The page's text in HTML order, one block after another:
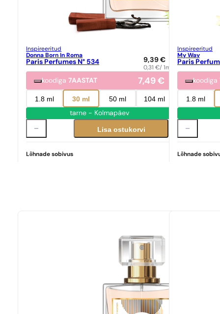
Inspireeritud
Donna Born In Roma
Paris Perfumes N° 534 9,39€
0,31€/ 1ml
koodiga7AASTAT 7,49€
1.8 ml 30 ml 50 ml 104 ml
tarne - Kolmapäev
Lisa ostukorvi
Lõhnade sobivus
Inspireeritud
My Way
Paris
koodiga
1.8 ml
Lõhnade